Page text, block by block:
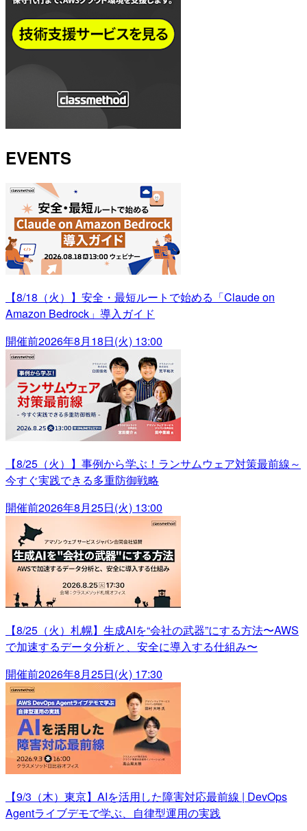
EVENTS
【8/18（火）】安全・最短ルートで始める「Claude on
Amazon Bedrock」導入ガイド
開催前2026年8月18日(火) 13:00
【8/25（火）】事例から学ぶ！ランサムウェア対策最前線～
今すぐ実践できる多重防御戦略
開催前2026年8月25日(火) 13:00
【8/25（火）札幌】生成AIを“会社の武器”にする方法〜AWS
で加速するデータ分析と、安全に導入する仕組み〜
開催前2026年8月25日(火) 17:30
【9/3（木）東京】AIを活用した障害対応最前線 | DevOps
Agentライブデモで学ぶ、自律型運用の実践